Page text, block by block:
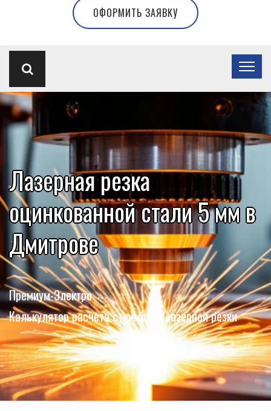
ОФОРМИТЬ ЗАЯВКУ
Лазерная резка
оцинкованной стали 5 мм в
Дмитрове
Премиум-Электро
Калькулятор расчета стоимости лазерной резки